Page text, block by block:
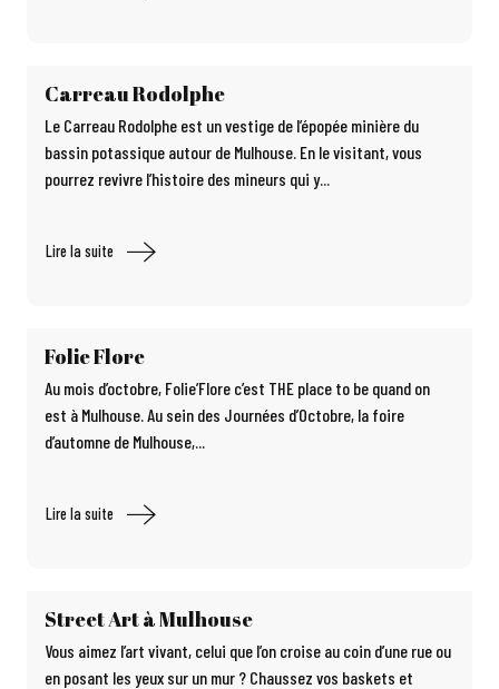
Carreau Rodolphe
Le Carreau Rodolphe est un vestige de l’épopée minière du
bassin potassique autour de Mulhouse. En le visitant, vous
pourrez revivre l’histoire des mineurs qui y...
Lire la suite
Folie Flore
Au mois d’octobre, Folie’Flore c’est THE place to be quand on
est à Mulhouse. Au sein des Journées d’Octobre, la foire
d’automne de Mulhouse,...
Lire la suite
Street Art à Mulhouse
Vous aimez l’art vivant, celui que l’on croise au coin d’une rue ou
en posant les yeux sur un mur ? Chaussez vos baskets et